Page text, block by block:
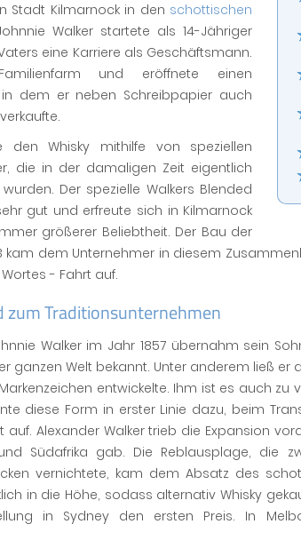
Stadt Kilmarnock in den schottischen
Walker startete als 14-Jähriger
eine Karriere als Geschäftsmann.
und eröffnete einen
dem er neben Schreibpapier auch
verkaufte.
den Whisky mithilfe von speziellen
die in der damaligen Zeit eigentlich
Der spezielle Walkers Blended
gut und erfreute sich in Kilmarnock
größerer Beliebtheit. Der Bau der
kam dem Unternehmer in diesem
- Fahrt auf.
zum Traditionsunternehmen
Walker im Jahr 1857 übernahm sein
ganzen Welt bekannt. Unter anderem ließ
entwickelte. Ihm ist es auch
diese Form in erster Linie dazu, beim
auf. Alexander Walker trieb die Expansion
Südafrika gab. Die Reblausplage, die
vernichtete, kam dem Absatz des
in die Höhe, sodass alternativ Whisky
in Sydney den ersten Preis. In